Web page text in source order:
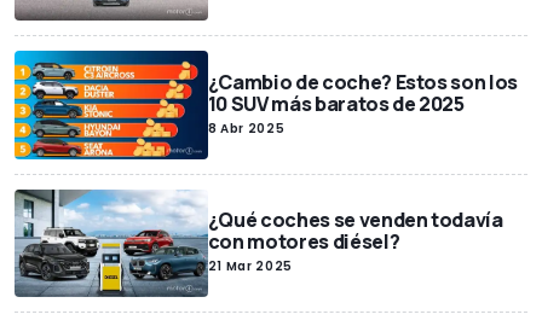
¿Cambio de coche? Estos son los
10 SUV más baratos de 2025
8 Abr 2025
¿Qué coches se venden todavía
con motores diésel?
21 Mar 2025